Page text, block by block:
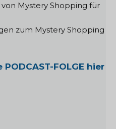
Mystery Shopping für
zum Mystery Shopping
FOLGE hier